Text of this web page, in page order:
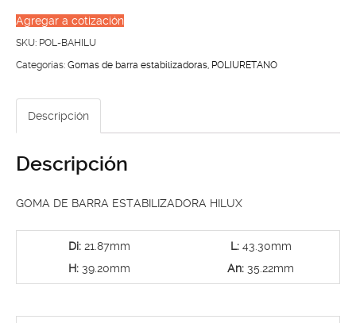
BARRA
ESTABILIZADORA
HILUX
Agregar a cotización
SKU: POL-BAHILU
Categorías: Gomas de barra estabilizadoras, POLIURETANO
Descripción
Descripción
GOMA DE BARRA ESTABILIZADORA HILUX
Di: 21.87mm
H: 39.20mm
L:43.30mm
An: 35.22mm